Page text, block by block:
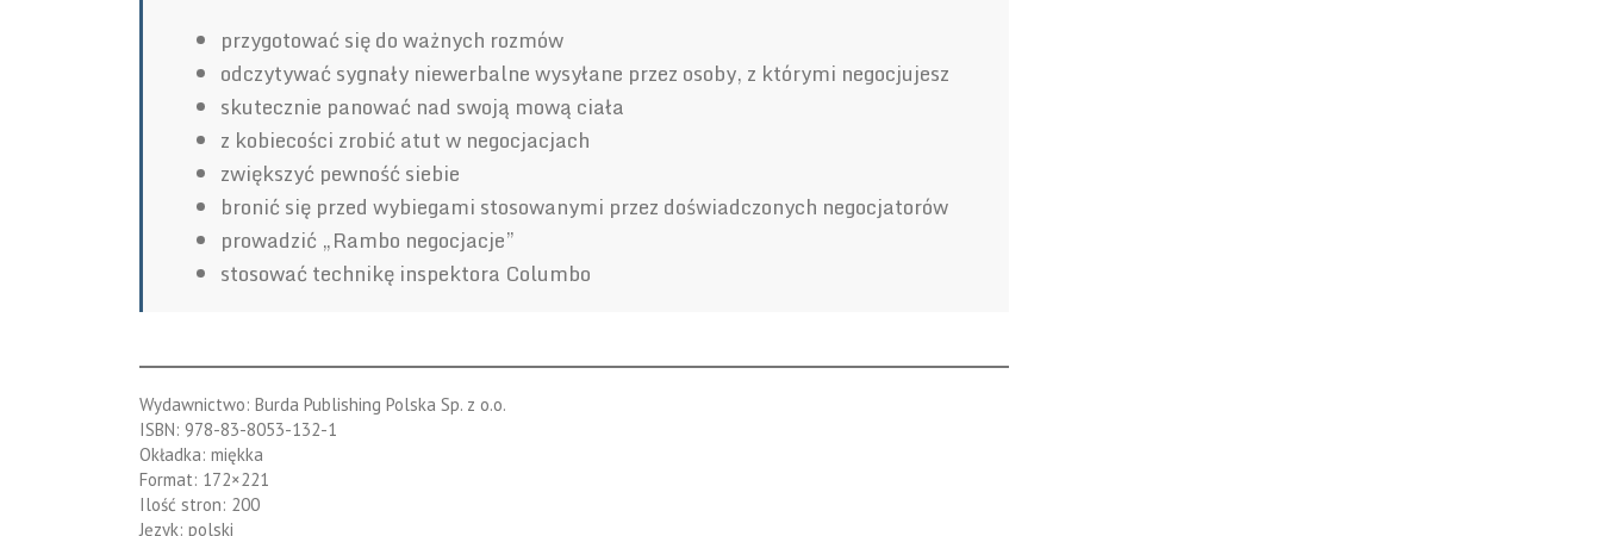
przygotować się do ważnych rozmów
odczytywać sygnały niewerbalne wysyłane przez osoby, z którymi negocjujesz
skutecznie panować nad swoją mową ciała
z kobiecości zrobić atut w negocjacjach
zwiększyć pewność siebie
bronić się przed wybiegami stosowanymi przez doświadczonych negocjatorów
prowadzić „Rambo negocjacje”
stosować technikę inspektora Columbo
Wydawnictwo: Burda Publishing Polska Sp. z o.o.
ISBN: 978-83-8053-132-1
Okładka: miękka
Format: 172×221
Ilość stron: 200
Język: polski